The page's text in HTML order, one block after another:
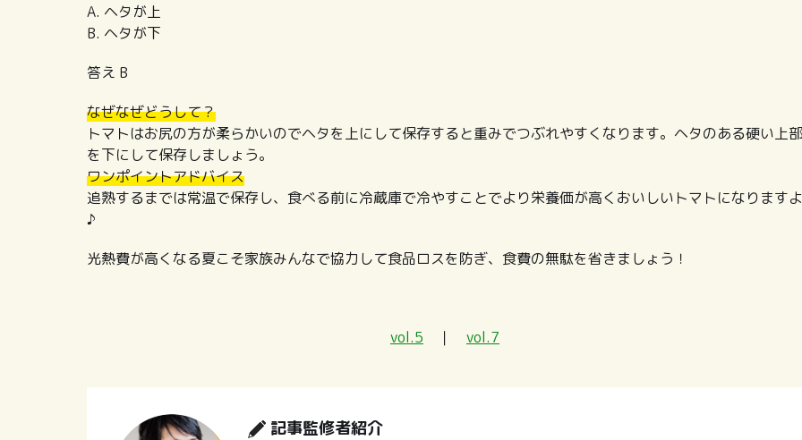
A. ヘタが上
B. ヘタが下
答え B
なぜなぜどうして？
トマトはお尻の方が柔らかいのでヘタを上にして保存すると重みでつぶれやすくなります。ヘタのある硬い上部
を下にして保存しましょう。
ワンポイントアドバイス
追熟するまでは常温で保存し、食べる前に冷蔵庫で冷やすことでより栄養価が高くおいしいトマトになりますよ
♪
光熱費が高くなる夏こそ家族みんなで協力して食品ロスを防ぎ、食費の無駄を省きましょう！
vol.5 ｜ vol.7
記事監修者紹介